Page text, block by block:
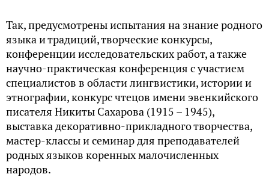
Так, предусмотрены испытания на знание родного
языка и традиций, творческие конкурсы,
конференции исследовательских работ, а также
научно-практическая конференция с участием
специалистов в области лингвистики, истории и
этнографии, конкурс чтецов имени эвенкийского
писателя Никиты Сахарова (1915 – 1945),
выставка декоративно-прикладного творчества,
мастер-классы и семинар для преподавателей
родных языков коренных малочисленных
народов.